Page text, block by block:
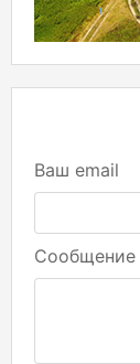
Ваш email
Сообщение